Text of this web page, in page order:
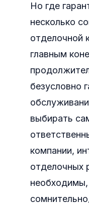
Но где
несколько
отделочной
главным
безусловно
выбирать
компании,
отделочных
необходимы,